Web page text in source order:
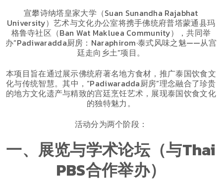
宣攀诗纳塔皇家大学（Suan Sunandha Rajabhat
University）艺术与文化办公室将携手佛统府普塔蒙通县玛
格鲁寺社区（Ban Wat Makluea Community），共同举
办“Padiwaradda厨房：Naraphirom·泰式风味之魅——从宫
廷走向乡土”项目。
本项目旨在通过展示佛统府著名地方食材，推广泰国饮食文
化与传统智慧。其中，“Padiwaradda厨房”理念融合了珍贵
的地方文化遗产与精致的宫廷烹饪艺术，展现泰国饮食文化
的独特魅力。
活动分为两个阶段：
一、展览与学术论坛（与Thai
PBS合作举办）